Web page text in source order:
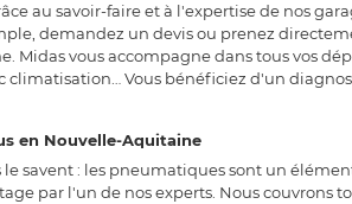
au savoir-faire et à l'expertise de nos
demandez un devis ou prenez
Midas vous accompagne dans tous vos
climatisation… Vous bénéficiez d'un
en Nouvelle-Aquitaine
le savent : les pneumatiques sont un
par l'un de nos experts. Nous couvrons